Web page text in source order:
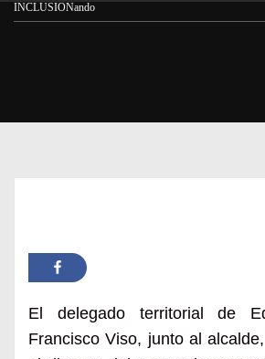
INCLUSIONando
El delegado territorial de
Francisco Viso, junto al